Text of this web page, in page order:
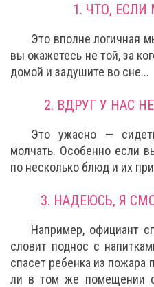
1. ЧТО,
Это вполне логичная
вы окажетесь не той, за
домой и задушите во сне...
2. ВДРУГ У НАС
Это ужасно —
молчать. Особенно если
по несколько блюд и их
3. НАДЕЮСЬ, Я
Например, официант
словит поднос с
спасет ребенка из пожара
ли в том же помещении